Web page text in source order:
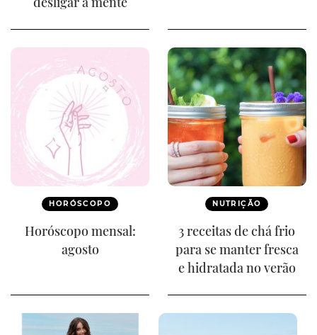
HORÓSCOPO
Horóscopo mensal:
agosto
NUTRIÇÃO
3 receitas de chá frio
para se manter fresca
e hidratada no verão